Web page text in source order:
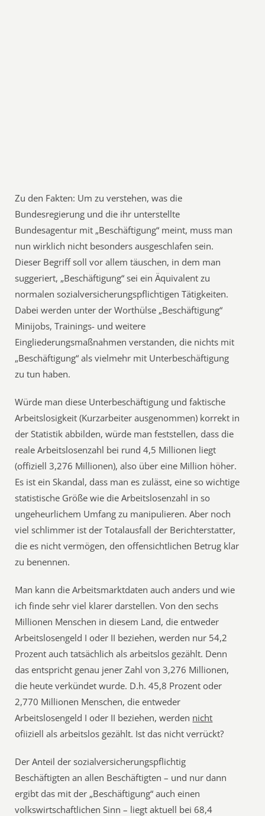
Zu den Fakten: Um zu verstehen, was die
Bundesregierung und die ihr unterstellte
Bundesagentur mit „Beschäftigung“ meint, muss man
nun wirklich nicht besonders ausgeschlafen sein.
Dieser Begriff soll vor allem täuschen, in dem man
suggeriert, „Beschäftigung“ sei ein Äquivalent zu
normalen sozialversicherungspflichtigen Tätigkeiten.
Dabei werden unter der Worthülse „Beschäftigung“
Minijobs, Trainings- und weitere
Eingliederungsmaßnahmen verstanden, die nichts mit
„Beschäftigung“ als vielmehr mit Unterbeschäftigung
zu tun haben.
Würde man diese Unterbeschäftigung und faktische
Arbeitslosigkeit (Kurzarbeiter ausgenommen) korrekt in
der Statistik abbilden, würde man feststellen, dass die
reale Arbeitslosenzahl bei rund 4,5 Millionen liegt
(offiziell 3,276 Millionen), also über eine Million höher.
Es ist ein Skandal, dass man es zulässt, eine so wichtige
statistische Größe wie die Arbeitslosenzahl in so
ungeheurlichem Umfang zu manipulieren. Aber noch
viel schlimmer ist der Totalausfall der Berichterstatter,
die es nicht vermögen, den offensichtlichen Betrug klar
zu benennen.
Man kann die Arbeitsmarktdaten auch anders und wie
ich finde sehr viel klarer darstellen. Von den sechs
Millionen Menschen in diesem Land, die entweder
Arbeitslosengeld I oder II beziehen, werden nur 54,2
Prozent auch tatsächlich als arbeitslos gezählt. Denn
das entspricht genau jener Zahl von 3,276 Millionen,
die heute verkündet wurde. D.h. 45,8 Prozent oder
2,770 Millionen Menschen, die entweder
Arbeitslosengeld I oder II beziehen, werden nicht
ofiiziell als arbeitslos gezählt. Ist das nicht verrückt?
Der Anteil der sozialversicherungspflichtig
Beschäftigten an allen Beschäftigten – und nur dann
ergibt das mit der „Beschäftigung“ auch einen
volkswirtschaftlichen Sinn – liegt aktuell bei 68,4